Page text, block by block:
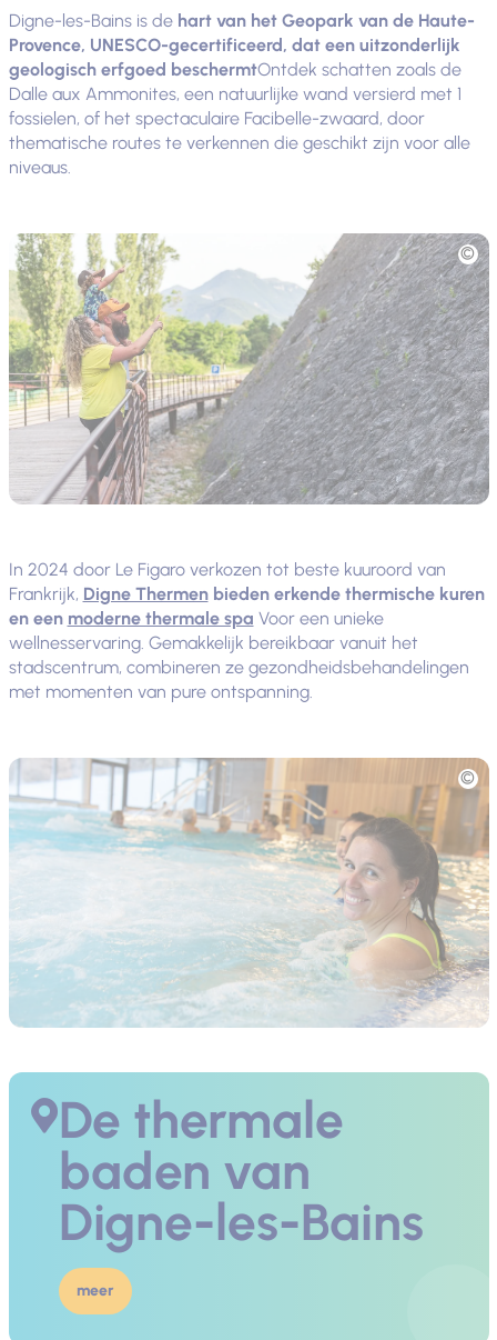
Digne-les-Bains is de hart van het Geopark van de Haute-
Provence, UNESCO-gecertificeerd, dat een uitzonderlijk
geologisch erfgoed beschermtOntdek schatten zoals de
Dalle aux Ammonites, een natuurlijke wand versierd met 1
fossielen, of het spectaculaire Facibelle-zwaard, door
thematische routes te verkennen die geschikt zijn voor alle
niveaus.
Foto
In 2024 door Le Figaro verkozen tot beste kuuroord van
Frankrijk, Digne Thermenbieden erkende thermische kuren
en een moderne thermale spa Voor een unieke
wellnesservaring. Gemakkelijk bereikbaar vanuit het
stadscentrum, combineren ze gezondheidsbehandelingen
met momenten van pure ontspanning.
Foto
De thermale
baden van
Digne-les-Bains
meer